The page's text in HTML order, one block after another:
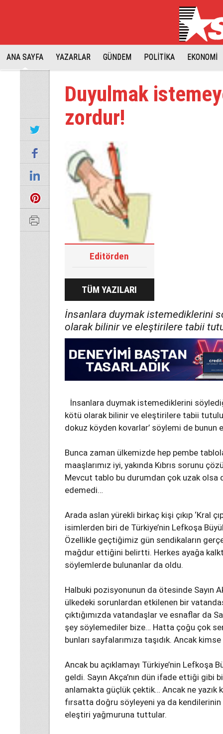
ANA SAYFA YAZARLAR GÜNDEM POLİTİKA EKONOMİ
Duyulmak
zordur!
Editörden
TÜM YAZILARI
İnsanlara duymak istemediklerini
olarak bilinir ve eleştirilere tabii
İnsanlara duymak istemediklerini
kötü olarak bilinir ve eleştirilere tabii
dokuz köyden kovarlar’ söylemi de bunun
Bunca zaman ülkemizde hep pembe
maaşlarımız iyi, yakında Kıbrıs sorunu
Mevcut tablo bu durumdan çok uzak
edemedi…
Arada aslan yürekli birkaç kişi çıkıp ‘Kral
isimlerden biri de Türkiye’nin Lefkoşa
Özellikle geçtiğimiz gün sendikaların
mağdur ettiğini belirtti. Herkes ayağa
söylemlerde bulunanlar da oldu.
Halbuki pozisyonunun da ötesinde Sayın
ülkedeki sorunlardan etkilenen bir
çıktığımızda vatandaşlar ve esnaflar da
şey söylemediler bize… Hatta çoğu çok
bunları sayfalarımıza taşıdık. Ancak
Ancak bu açıklamayı Türkiye’nin Lefkoşa
geldi. Sayın Akça’nın dün ifade ettiği
anlamakta güçlük çektik… Ancak ne yazık
fırsatta doğru söyleyeni ya da
eleştiri yağmuruna tuttular.